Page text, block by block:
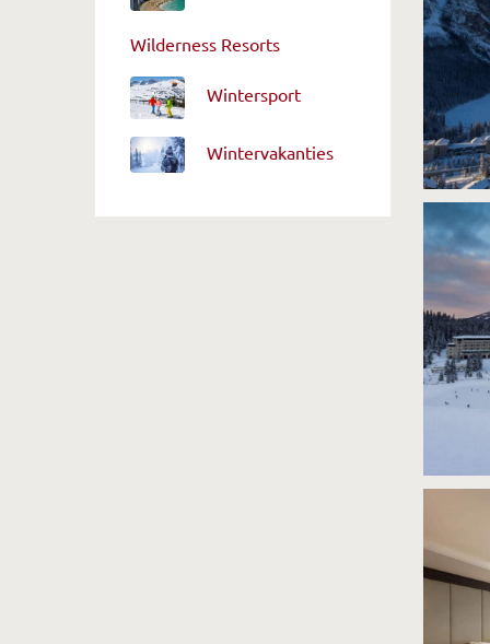
Wilderness Resorts
Wintersport
Wintervakanties